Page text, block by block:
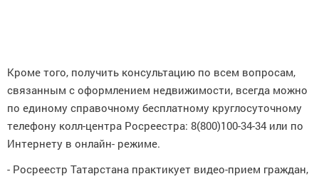
Кроме того, получить консультацию по всем вопросам,
связанным с оформлением недвижимости, всегда можно
по единому справочному бесплатному круглосуточному
телефону колл-центра Росреестра: 8(800)100-34-34 или по
Интернету в онлайн- режиме.
- Росреестр Татарстана практикует видео-прием граждан,